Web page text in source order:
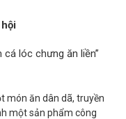
lóc chưng ăn liền”
món ăn dân dã, truyền
một sản phẩm công